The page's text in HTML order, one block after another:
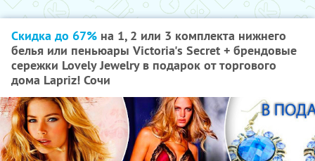
Скидка до 67% на 1, 2 или 3 комплекта нижнего
белья или пеньюары Victoria's Secret + брендовые
сережки Lovely Jewelry в подарок от торгового
дома Lapriz! Сочи